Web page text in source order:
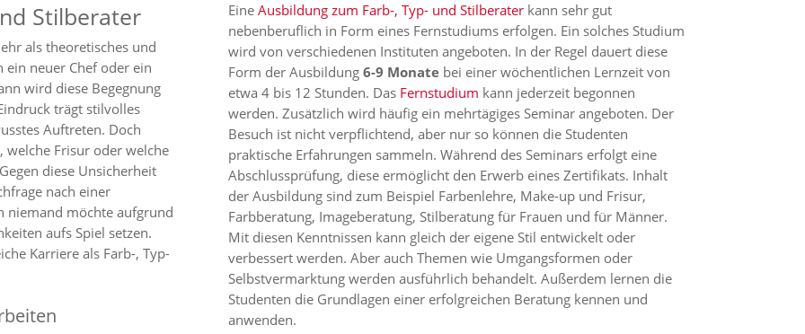
Stilberater
als theoretisches und
ein neuer Chef oder ein
wird diese Begegnung
trägt stilvolles
Auftreten. Doch
welche Frisur oder welche
diese Unsicherheit
nach einer
niemand möchte aufgrund
aufs Spiel setzen.
Karriere als Farb-, Typ-
Eine Ausbildung zum Farb-, Typ- und Stilberaterkann sehr gut
nebenberuflich in Form eines Fernstudiums erfolgen. Ein solches Studium
wird von verschiedenen Instituten angeboten. In der Regel dauert diese
Form der Ausbildung 6-9 Monatebei einer wöchentlichen Lernzeit von
etwa 4 bis 12 Stunden. Das Fernstudium kann jederzeit begonnen
werden. Zusätzlich wird häufig ein mehrtägiges Seminar angeboten. Der
Besuch ist nicht verpflichtend, aber nur so können die Studenten
praktische Erfahrungen sammeln. Während des Seminars erfolgt eine
Abschlussprüfung, diese ermöglicht den Erwerb eines Zertifikats. Inhalt
der Ausbildung sind zum Beispiel Farbenlehre, Make-up und Frisur,
Farbberatung, Imageberatung, Stilberatung für Frauen und für Männer.
Mit diesen Kenntnissen kann gleich der eigene Stil entwickelt oder
verbessert werden. Aber auch Themen wie Umgangsformen oder
Selbstvermarktung werden ausführlich behandelt. Außerdem lernen die
Studenten die Grundlagen einer erfolgreichen Beratung kennen und
anwenden.